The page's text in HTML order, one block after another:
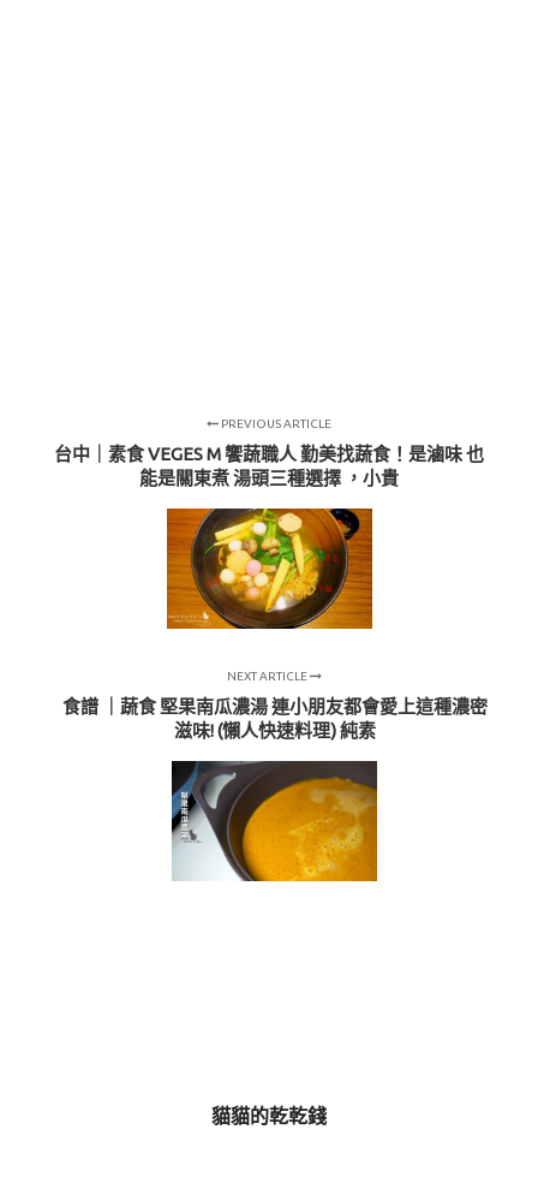
PREVIOUS ARTICLE
台中｜素食 VEGES M 饗蔬職人 勤美找蔬食！是滷味 也
能是關東煮 湯頭三種選擇 ，小貴
NEXT ARTICLE
食譜 ｜蔬食 堅果南瓜濃湯 連小朋友都會愛上這種濃密
滋味! (懶人快速料理) 純素
貓貓的乾乾錢